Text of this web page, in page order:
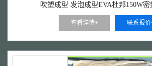
吹塑成型 发泡成型EVA杜邦150W密
查看详情+ 联系报价